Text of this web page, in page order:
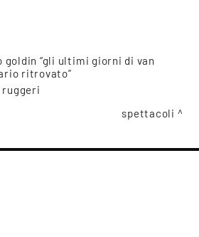
goldin “gli ultimi giorni di van
ritrovato”
spettacoli